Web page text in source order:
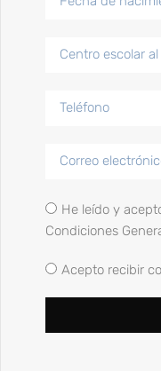
He leído y
Condiciones
Acepto recibir